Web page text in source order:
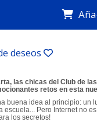
deseos
las chicas del Club de
retos en esta
buena idea al principio: un
escuela... Pero Internet no
los secretos!